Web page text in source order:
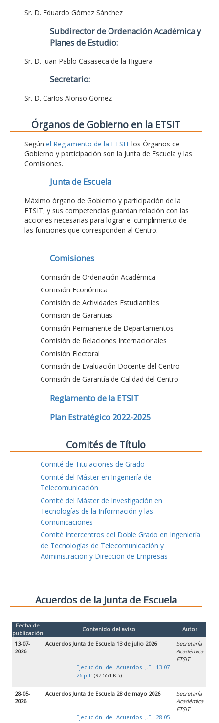
Sr. D. Eduardo Gómez Sánchez
Subdirector de Ordenación Académica y
Planes de Estudio:
Sr. D. Juan Pablo Casaseca de la Higuera
Secretario:
Sr. D. Carlos Alonso Gómez
Órganos de Gobierno en la ETSIT
Según el Reglamento de la ETSIT los Órganos de
Gobierno y participación son la Junta de Escuela y las
Comisiones.
Junta de Escuela
Máximo órgano de Gobierno y participación de la
ETSIT, y sus competencias guardan relación con las
acciones necesarias para lograr el cumplimiento de
las funciones que corresponden al Centro.
Comisiones
Comisión de Ordenación Académica
Comisión Económica
Comisión de Actividades Estudiantiles
Comisión de Garantías
Comisión Permanente de Departamentos
Comisión de Relaciones Internacionales
Comisión Electoral
Comisión de Evaluación Docente del Centro
Comisión de Garantía de Calidad del Centro
Reglamento de la ETSIT
Plan Estratégico 2022-2025
Comités de Título
Comité de Titulaciones de Grado
Comité del Máster en Ingeniería de
Telecomunicación
Comité del Máster de Investigación en
Tecnologías de la Información y las
Comunicaciones
Comité Intercentros del Doble Grado en Ingeniería
de Tecnologías de Telecomunicación y
Administración y Dirección de Empresas
Acuerdos de la Junta de Escuela
Fecha de
publicación
Contenido del aviso
Autor
13-07-
2026
Acuerdos Junta de Escuela 13 de julio 2026
Ejecución de Acuerdos J.E. 13-07-
26.pdf (97.554 KB)
Secretaría
Académica
ETSIT
28-05-
2026
Acuerdos Junta de Escuela 28 de mayo 2026
Ejecución de Acuerdos J.E. 28-05-
Secretaría
Académica
ETSIT